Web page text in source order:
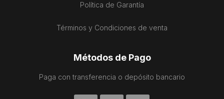
Política de Garantía
Términos y Condiciones de venta
Métodos de Pago
Paga con transferencia o depósito bancario